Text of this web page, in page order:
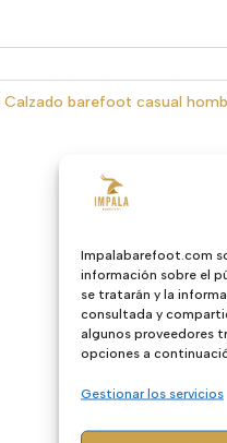
Impalabarefoot.com
información sobre el
se tratarán y la
consultada y
algunos proveedores
opciones a
Gestionar los servicios
Calzado barefoot casual